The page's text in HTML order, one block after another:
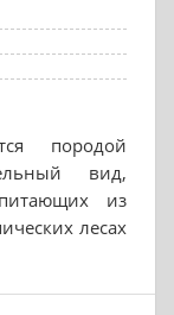
породой
вид,
из
лесах